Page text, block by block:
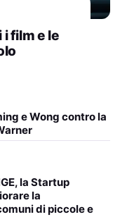
film e le
e Wong contro la
la Startup
la
di piccole e